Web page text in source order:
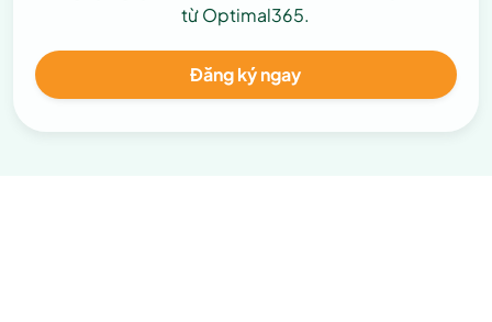
từ Optimal365.
Đăng ký ngay